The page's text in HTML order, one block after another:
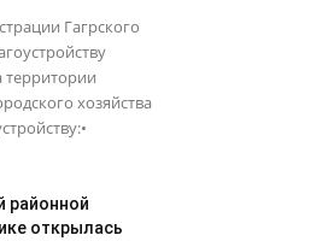
Гагрского
территории
хозяйства
районной
открылась